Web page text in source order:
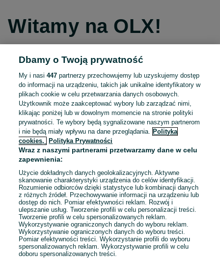
Witamy na OLX!
Kontynuuj przez Facebooka
Kontynuuj przez konto Apple
Kontynuuj przez konto Google
LUB
E-mail
Hasło
Dbamy o Twoją prywatność
My i nasi447 partnerzy przechowujemy lub uzyskujemy dostęp
do informacji na urządzeniu, takich jak unikalne identyfikatory w
plikach cookie w celu przetwarzania danych osobowych.
Użytkownik może zaakceptować wybory lub zarządzać nimi,
klikając poniżej lub w dowolnym momencie na stronie polityki
prywatności. Te wybory będą sygnalizowane naszym partnerom
i nie będą miały wpływu na dane przeglądania.
Polityka
cookies,
Polityka Prywatności
Wraz z naszymi partnerami przetwarzamy dane w celu
zapewnienia:
Użycie dokładnych danych geolokalizacyjnych. Aktywne
skanowanie charakterystyki urządzenia do celów identyfikacji.
Rozumienie odbiorców dzięki statystyce lub kombinacji danych
z różnych źródeł. Przechowywanie informacji na urządzeniu lub
dostęp do nich. Pomiar efektywności reklam. Rozwój i
ulepszanie usług. Tworzenie profili w celu personalizacji treści.
Tworzenie profili w celu spersonalizowanych reklam.
Wykorzystywanie ograniczonych danych do wyboru reklam.
Wykorzystywanie ograniczonych danych do wyboru treści.
Pomiar efektywności treści. Wykorzystanie profili do wyboru
spersonalizowanych reklam. Wykorzystywanie profili w celu
doboru spersonalizowanych treści.